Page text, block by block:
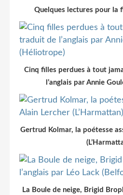
Quelques lectures pour la
Cinq filles perdues à tout
l’anglais par Annie
Gertrud Kolmar, la poétesse
La Boule de neige, Brigid